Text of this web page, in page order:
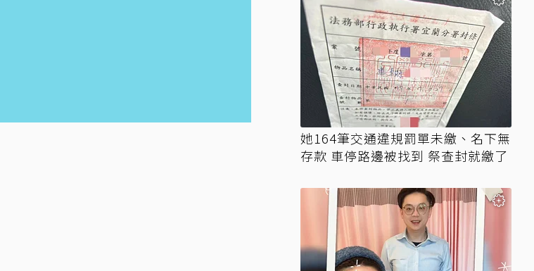
她164筆交通違規罰單未繳、名下無
存款 車停路邊被找到 祭查封就繳了